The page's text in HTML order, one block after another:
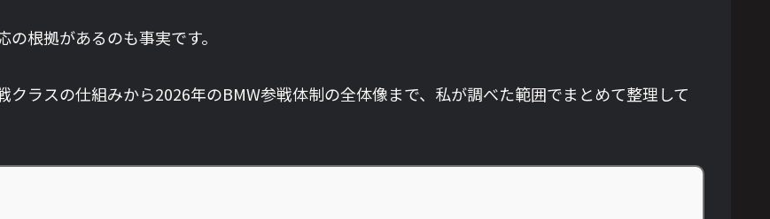
根拠があるのも事実です。
ラスの仕組みから2026年のBMW参戦体制の全体像まで、私が調べた範囲でまとめて整理して